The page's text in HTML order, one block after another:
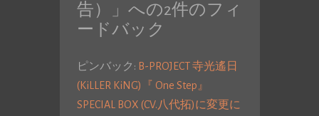
告）
」への2件のフィ
ードバック
ピンバック: B-PROJECT 寺光遙日
(KiLLER KiNG)『 One Step』
SPECIAL BOX (CV.八代拓)に変更に